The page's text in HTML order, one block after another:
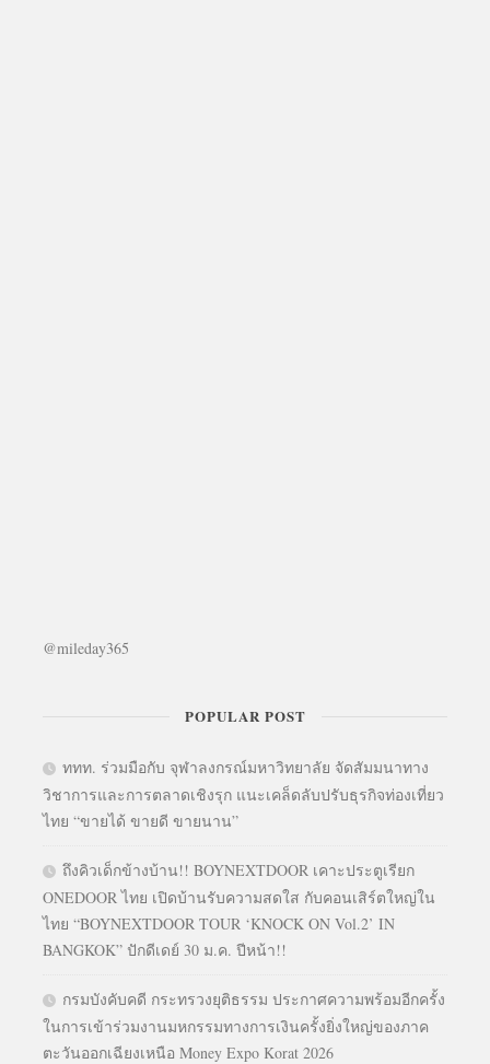
@mileday365
POPULAR POST
ททท. ร่วมมือกับ จุฬาลงกรณ์มหาวิทยาลัย จัดสัมมนาทาง
วิชาการและการตลาดเชิงรุก แนะเคล็ดลับปรับธุรกิจท่องเที่ยว
ไทย “ขายได้ ขายดี ขายนาน”
ถึงคิวเด็กข้างบ้าน!! BOYNEXTDOOR เคาะประตูเรียก
ONEDOOR ไทย เปิดบ้านรับความสดใส กับคอนเสิร์ตใหญ่ใน
ไทย “BOYNEXTDOOR TOUR ‘KNOCK ON Vol.2’ IN
BANGKOK” ปักดีเดย์ 30 ม.ค. ปีหน้า!!
กรมบังคับคดี กระทรวงยุติธรรม ประกาศความพร้อมอีกครั้ง
ในการเข้าร่วมงานมหกรรมทางการเงินครั้งยิ่งใหญ่ของภาค
ตะวันออกเฉียงเหนือ Money Expo Korat 2026